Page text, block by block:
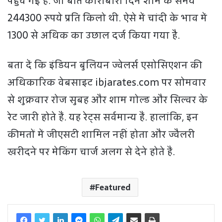
244300 रुपये प्रति किलो थी. ऐसे में चांदी के भाव में
1300 से अधिक का उछाल दर्ज किया गया है.
बता दें कि इंडियन बुलियन ज्वेलर्स एसोसिएशन की
अधिकारिक वेबसाइट ibjarates.com पर सोमवार
से शुक्रवार रोज सुबह और शाम गोल्ड और सिल्वर के
रेट जारी होते हैं. यह रेट्स सर्वमान्य हैं. हालांकि, इन
कीमतों में जीएसटी शामिल नहीं होता और ज्वैलरी
खरीदने पर मेकिंग चार्ज अलग से देने होते हैं.
Featured